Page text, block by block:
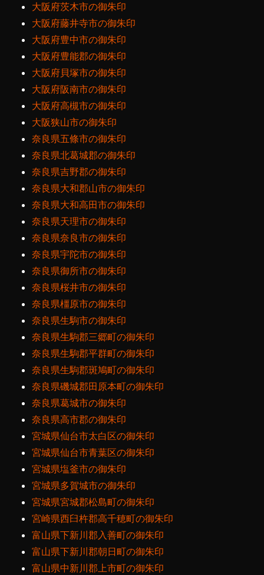
大阪府茨木市の御朱印
大阪府藤井寺市の御朱印
大阪府豊中市の御朱印
大阪府豊能郡の御朱印
大阪府貝塚市の御朱印
大阪府阪南市の御朱印
大阪府高槻市の御朱印
大阪狭山市の御朱印
奈良県五條市の御朱印
奈良県北葛城郡の御朱印
奈良県吉野郡の御朱印
奈良県大和郡山市の御朱印
奈良県大和高田市の御朱印
奈良県天理市の御朱印
奈良県奈良市の御朱印
奈良県宇陀市の御朱印
奈良県御所市の御朱印
奈良県桜井市の御朱印
奈良県橿原市の御朱印
奈良県生駒市の御朱印
奈良県生駒郡三郷町の御朱印
奈良県生駒郡平群町の御朱印
奈良県生駒郡斑鳩町の御朱印
奈良県磯城郡田原本町の御朱印
奈良県葛城市の御朱印
奈良県高市郡の御朱印
宮城県仙台市太白区の御朱印
宮城県仙台市青葉区の御朱印
宮城県塩釜市の御朱印
宮城県多賀城市の御朱印
宮城県宮城郡松島町の御朱印
宮崎県西臼杵郡高千穂町の御朱印
富山県下新川郡入善町の御朱印
富山県下新川郡朝日町の御朱印
富山県中新川郡上市町の御朱印